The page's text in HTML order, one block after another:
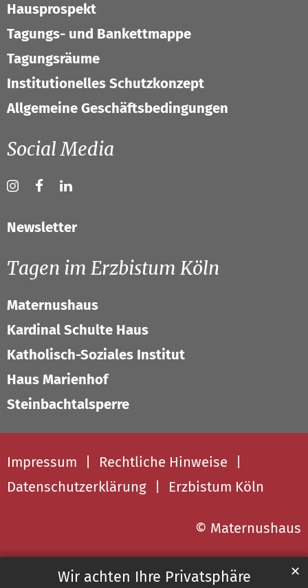
Wir achten Ihre Privatsphäre ✕
Hausprospekt
Tagungs- und Bankettmappe
Tagungsräume
Institutionelles Schutzkonzept
Allgemeine Geschäftsbedingungen
Social Media
Newsletter
Tagen im Erzbistum Köln
Maternushaus
Kardinal Schulte Haus
Katholisch-Soziales Institut
Haus Marienhof
Steinbachtalsperre
Impressum
Rechtliche Hinweise
Datenschutzerklärung
Erzbistum Köln
© Maternushaus